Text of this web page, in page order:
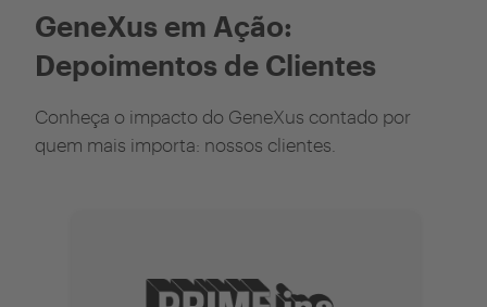
GeneXus em Ação:
Depoimentos de Clientes
Conheça o impacto do GeneXus contado por
quem mais importa: nossos clientes.